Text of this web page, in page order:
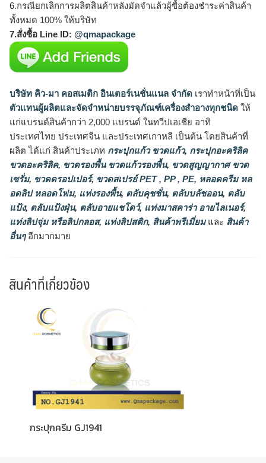
6.กรณียกเลิกการผลิตสินค้าหลังมัดจำแล้วผู้ซื้อต้องชำระค่าสินค้า
ทั้งหมด 100% ให้บริษัท
7.สั่งซื้อ Line ID: @qmapackage
บริษัท คิว-มา คอสเมติก อินเตอร์เนชั่นแนล จำกัด เราทำหน้าที่เป็น
ตัวแทนผู้ผลิตและจัดจำหน่ายบรรจุภัณฑ์เครื่องสำอางทุกชนิด ให้
แก่แบรนด์สินค้ากว่า 2,000 แบรนด์ ในทวีปเอเชีย อาทิ
ประเทศไทย ประเทศจีน และประเทศเกาหลี เป็นต้น โดยสินค้าที่
ผลิต ได้แก่ สินค้าประเภท กระปุกแก้ว ขวดแก้ว, กระปุกอะคริลิค
ขวดอะคริลิค, ขวดรองพื้น ขวดแก้วรองพื้น, ขวดสูญญากาศ ขวด
เซรั่ม, ขวดดรอปเปอร์, ขวดสเปรย์ PET , PP , PE, หลอดครีม หล
อดลิป หลอดโฟม, แท่งรองพื้น, ตลับคุชชั่น, ตลับบลัชออน, ตลับ
แป้ง, ตลับแป้งฝุ่น, ตลับอายแชโดว์, แท่งมาสคาร่า อายไลเนอร์,
แท่งลิปจุ่ม หรือลิปกลอส, แท่งลิปสติก, สินค้าพรีเมี่ยมและ สินค้า
อื่นๆอีกมากมาย
สินค้าที่เกี่ยวข้อง
กระปุกครีม GJ1941